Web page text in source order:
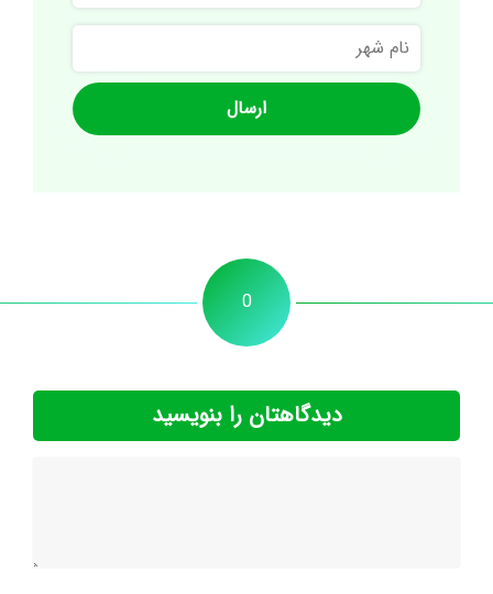
نام
شهر
0
دیدگاهتان را بنویسید